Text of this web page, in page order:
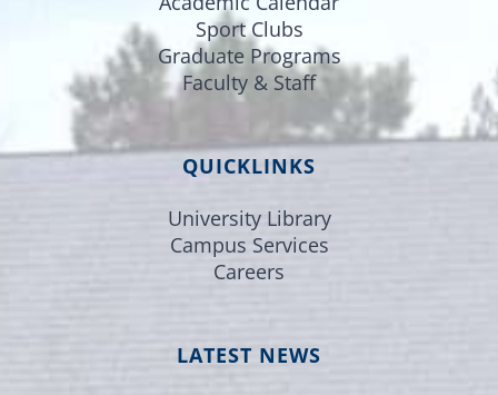
Sport Clubs
Graduate Programs
Faculty & Staff
QUICKLINKS
University Library
Campus Services
Careers
LATEST NEWS